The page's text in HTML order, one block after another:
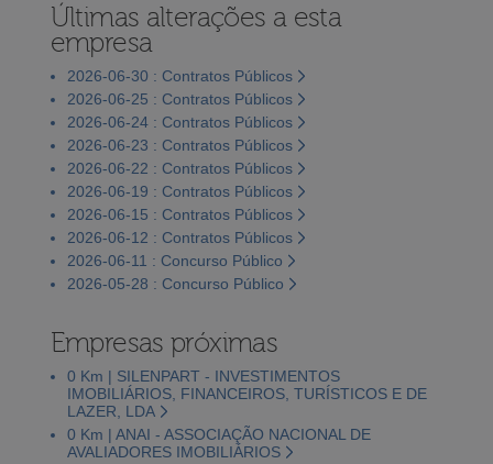
Últimas alterações a esta
empresa
2026-06-30 : Contratos Públicos
2026-06-25 : Contratos Públicos
2026-06-24 : Contratos Públicos
2026-06-23 : Contratos Públicos
2026-06-22 : Contratos Públicos
2026-06-19 : Contratos Públicos
2026-06-15 : Contratos Públicos
2026-06-12 : Contratos Públicos
2026-06-11 : Concurso Público
2026-05-28 : Concurso Público
Empresas próximas
0 Km | SILENPART - INVESTIMENTOS
IMOBILIÁRIOS, FINANCEIROS, TURÍSTICOS E DE
LAZER, LDA
0 Km | ANAI - ASSOCIAÇÃO NACIONAL DE
AVALIADORES IMOBILIÁRIOS